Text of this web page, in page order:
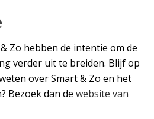
Zo hebben de intentie om de
verder uit te breiden. Blijf op
over Smart & Zo en het
Bezoek dan de website van